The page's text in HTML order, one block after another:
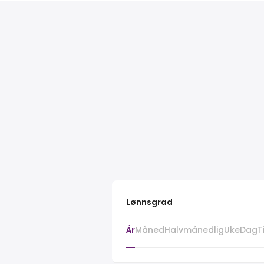
Lønnsgrad
ÅrMånedHalvmånedligUkeDag